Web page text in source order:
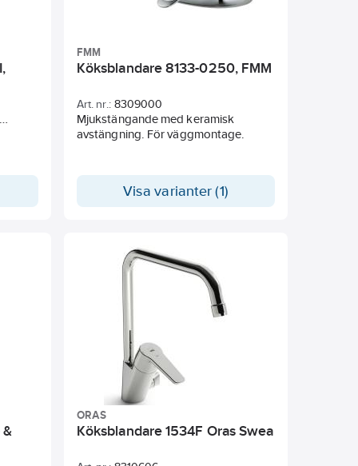
och
FMM
Köksblandare 8133-0250, FMM
Art. nr.: 8309000
Mjukstängande med keramisk
avstängning. För väggmontage.
Visa varianter (1)
&
ORAS
Köksblandare 1534F Oras Swea